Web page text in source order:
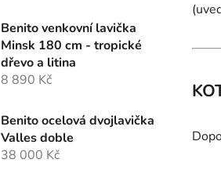
Benito venkovní lavička
Minsk 180 cm - tropické
dřevo a litina
8 890 Kč
Benito ocelová dvojlavička
Valles doble
38 000 Kč